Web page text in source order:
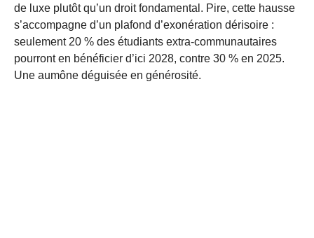
de luxe plutôt qu’un droit fondamental. Pire, cette hausse
s’accompagne d’un plafond d’exonération dérisoire :
seulement 20 % des étudiants extra-communautaires
pourront en bénéficier d’ici 2028, contre 30 % en 2025.
Une aumône déguisée en générosité.